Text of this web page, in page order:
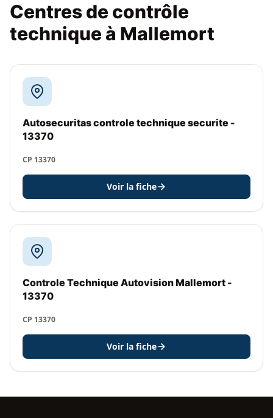
Centres de contrôle
technique à Mallemort
Autosecuritas controle technique securite -
13370
CP 13370
Voir la fiche
Controle Technique Autovision Mallemort -
13370
CP 13370
Voir la fiche